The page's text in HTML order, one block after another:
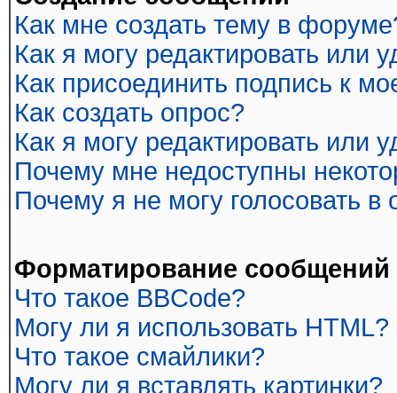
Как мне создать тему в
Как я могу редактировать или
Как присоединить подпись к
Как создать опрос?
Как я могу редактировать или
Почему мне недоступны
Почему я не могу голосовать в
Форматирование
Что такое BBCode?
Могу ли я использовать HTML?
Что такое смайлики?
Могу ли я вставлять картинки?